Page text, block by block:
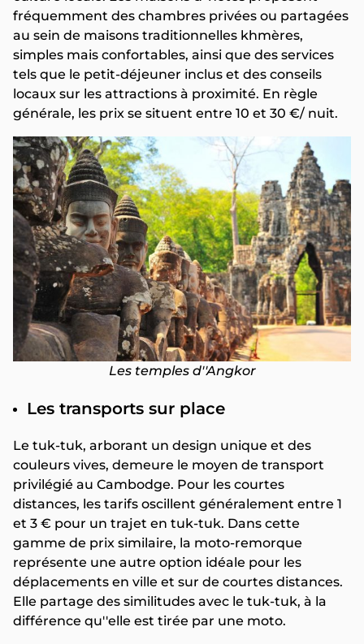
fréquemment des chambres privées ou partagées
au sein de maisons traditionnelles khmères,
simples mais confortables, ainsi que des services
tels que le petit-déjeuner inclus et des conseils
locaux sur les attractions à proximité. En règle
générale, les prix se situent entre 10 et 30 €/ nuit.
Les temples d''Angkor
Les transports sur place
Le tuk-tuk, arborant un design unique et des
couleurs vives, demeure le moyen de transport
privilégié au Cambodge. Pour les courtes
distances, les tarifs oscillent généralement entre 1
et 3 € pour un trajet en tuk-tuk. Dans cette
gamme de prix similaire, la moto-remorque
représente une autre option idéale pour les
déplacements en ville et sur de courtes distances.
Elle partage des similitudes avec le tuk-tuk, à la
différence qu''elle est tirée par une moto.